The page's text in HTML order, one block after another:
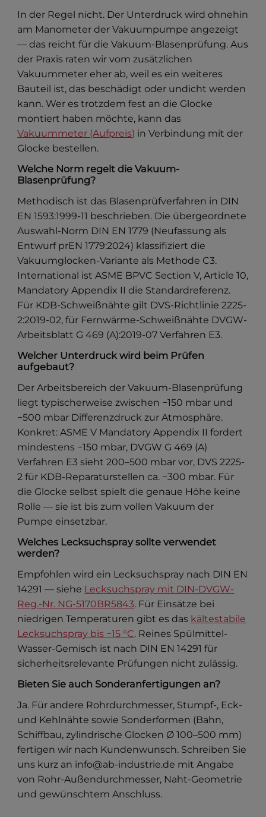
In der Regel nicht. Der Unterdruck wird ohnehin
am Manometer der Vakuumpumpe angezeigt
— das reicht für die Vakuum-Blasenprüfung. Aus
der Praxis raten wir vom zusätzlichen
Vakuummeter eher ab, weil es ein weiteres
Bauteil ist, das beschädigt oder undicht werden
kann. Wer es trotzdem fest an die Glocke
montiert haben möchte, kann das
Vakuummeter (Aufpreis) in Verbindung mit der
Glocke bestellen.
Welche Norm regelt die Vakuum-
Blasenprüfung?
Methodisch ist das Blasenprüfverfahren in DIN
EN 1593:1999-11 beschrieben. Die übergeordnete
Auswahl-Norm DIN EN 1779 (Neufassung als
Entwurf prEN 1779:2024) klassifiziert die
Vakuumglocken-Variante als Methode C3.
International ist ASME BPVC Section V, Article 10,
Mandatory Appendix II die Standardreferenz.
Für KDB-Schweißnähte gilt DVS-Richtlinie 2225-
2:2019-02, für Fernwärme-Schweißnähte DVGW-
Arbeitsblatt G 469 (A):2019-07 Verfahren E3.
Welcher Unterdruck wird beim Prüfen
aufgebaut?
Der Arbeitsbereich der Vakuum-Blasenprüfung
liegt typischerweise zwischen −150 mbar und
−500 mbar Differenzdruck zur Atmosphäre.
Konkret: ASME V Mandatory Appendix II fordert
mindestens −150 mbar, DVGW G 469 (A)
Verfahren E3 sieht 200–500 mbar vor, DVS 2225-
2 für KDB-Reparaturstellen ca. −300 mbar. Für
die Glocke selbst spielt die genaue Höhe keine
Rolle — sie ist bis zum vollen Vakuum der
Pumpe einsetzbar.
Welches Lecksuchspray sollte verwendet
werden?
Empfohlen wird ein Lecksuchspray nach DIN EN
14291 — siehe Lecksuchspray mit DIN-DVGW-
Reg.-Nr. NG-5170BR5843. Für Einsätze bei
niedrigen Temperaturen gibt es das kältestabile
Lecksuchspray bis −15 °C. Reines Spülmittel-
Wasser-Gemisch ist nach DIN EN 14291 für
sicherheitsrelevante Prüfungen nicht zulässig.
Bieten Sie auch Sonderanfertigungen an?
Ja. Für andere Rohrdurchmesser, Stumpf-, Eck-
und Kehlnähte sowie Sonderformen (Bahn,
Schiffbau, zylindrische Glocken Ø 100–500 mm)
fertigen wir nach Kundenwunsch. Schreiben Sie
uns kurz an info@ab-industrie.de mit Angabe
von Rohr-Außendurchmesser, Naht-Geometrie
und gewünschtem Anschluss.